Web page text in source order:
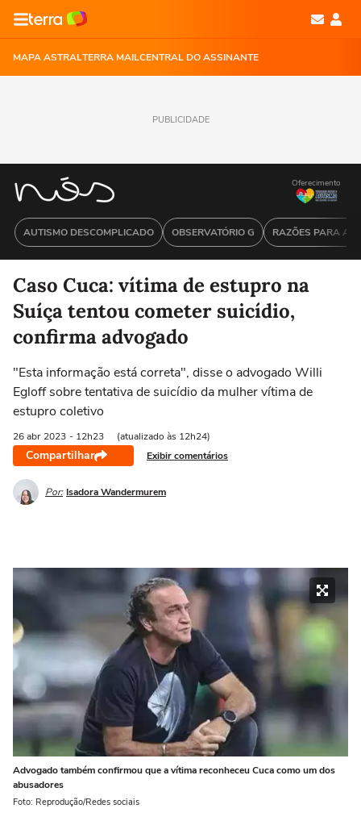
MAPA ASTRALTERRA MAILCENTRAL DO ASSINANTE
PUBLICIDADE
AUTISMO DESCOMPLICADO OBSERVATÓRIO G RAZÕES PARA
Oferecimento
Caso Cuca: vítima de estupro na
Suíça tentou cometer suicídio,
confirma advogado
"Esta informação está correta", disse o advogado Willi
Egloff sobre tentativa de suicídio da mulher vítima de
estupro coletivo
26 abr 2023 - 12h23 (atualizado às 12h24)
Compartilhar Exibir comentários
Por: Isadora Wandermurem
Advogado também confirmou que a vítima reconheceu Cuca como um dos
abusadores
Foto: Reprodução/Redes sociais